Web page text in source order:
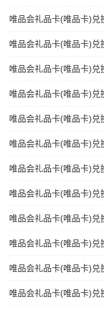
唯品会礼品卡(唯品卡)兑
唯品会礼品卡(唯品卡)兑
唯品会礼品卡(唯品卡)兑
唯品会礼品卡(唯品卡)兑
唯品会礼品卡(唯品卡)兑
唯品会礼品卡(唯品卡)兑
唯品会礼品卡(唯品卡)兑
唯品会礼品卡(唯品卡)兑
唯品会礼品卡(唯品卡)兑
唯品会礼品卡(唯品卡)兑
唯品会礼品卡(唯品卡)兑
唯品会礼品卡(唯品卡)兑